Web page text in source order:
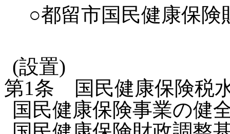
○都留市国民健康保険
(設置)
第1条
国民健康保険税
国民健康保険事業の健